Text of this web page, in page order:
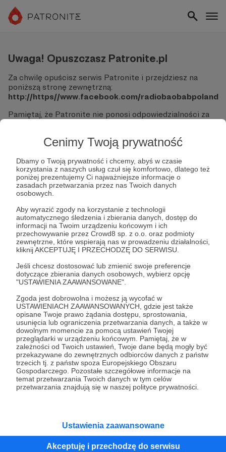
Cenimy Twoją prywatność
Dbamy o Twoją prywatność i chcemy, abyś w czasie
korzystania z naszych usług czuł się komfortowo, dlatego też
poniżej prezentujemy Ci najważniejsze informacje o
zasadach przetwarzania przez nas Twoich danych
osobowych.
Aby wyrazić zgody na korzystanie z technologii
automatycznego śledzenia i zbierania danych, dostęp do
informacji na Twoim urządzeniu końcowym i ich
przechowywanie przez Crowd8 sp. z o.o. oraz podmioty
zewnętrzne, które wspierają nas w prowadzeniu działalności,
kliknij AKCEPTUJĘ I PRZECHODZĘ DO SERWISU.
Jeśli chcesz dostosować lub zmienić swoje preferencje
dotyczące zbierania danych osobowych, wybierz opcję
"USTAWIENIA ZAAWANSOWANE".
Zgoda jest dobrowolna i możesz ją wycofać w
USTAWIENIACH ZAAWANSOWANYCH, gdzie jest także
opisane Twoje prawo żądania dostępu, sprostowania,
usunięcia lub ograniczenia przetwarzania danych, a także w
dowolnym momencie za pomocą ustawień Twojej
przeglądarki w urządzeniu końcowym. Pamiętaj, że w
zależności od Twoich ustawień, Twoje dane będą mogły być
przekazywane do zewnętrznych odbiorców danych z państw
trzecich tj. z państw spoza Europejskiego Obszaru
Gospodarczego. Pozostałe szczegółowe informacje na
temat przetwarzania Twoich danych w tym celów
przetwarzania znajdują się w naszej polityce prywatności.
Ustawienia zaawansowane
Akceptuję i przechodzę do serwisu
Uwaga! Opuszczasz Patronite.pl
Za chwilę opuścisz serwis Patronite i przejdziesz na
poniższą stronę zewnętrzną:
http://https//www.facebook.com/radiobaobabpoland
Pamiętaj, że Patronite nie ponosi odpowiedzialności za
Nie podawaj swoich danych logowania ani informacji
finansowych na podjerzanych stronach.
Sprawdź dokładnie adres URL, zanim klikniesz przycisk
"Tak, przejdź do strony".
Jeśli masz wątpliwości, wróć do Patronite i zweryfikuj
link.
Czy na pewno chcesz kontynuować?
Tak, przejdź do strony
Kategorie
O Patronite
Dodatkowe produkty
Pomoc
RegulaminPolityka prywatnościPatronite Commons
Unia Europejska